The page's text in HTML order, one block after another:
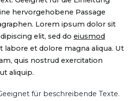
hervorgehobene Passage
Lorem ipsum dolor sit
elit, sed do eiusmod
et dolore magna aliqua. Ut
quis nostrud exercitation
aliquip.
für beschreibende Texte.